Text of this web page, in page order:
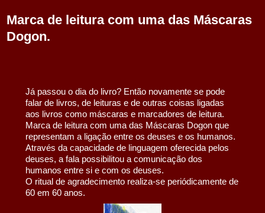
Marca de leitura com uma das Máscaras
Dogon.
Já passou o dia do livro? Então novamente se pode
falar de livros, de leituras e de outras coisas ligadas
aos livros como máscaras e marcadores de leitura.
Marca de leitura com uma das Máscaras Dogon que
representam a ligação entre os deuses e os humanos.
Através da capacidade de linguagem oferecida pelos
deuses, a fala possibilitou a comunicação dos
humanos entre si e com os deuses.
O ritual de agradecimento realiza-se periódicamente de
60 em 60 anos.